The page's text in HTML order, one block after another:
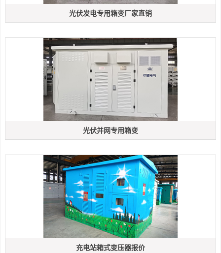
光伏发电专用箱变厂家直销
光伏并网专用箱变
充电站箱式变压器报价